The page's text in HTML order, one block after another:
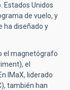
Estados Unidos
de vuelo, y
ha diseñado y
el magnetógrafo
el
IMaX, liderado
también han